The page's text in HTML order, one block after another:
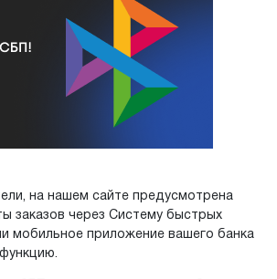
на нашем сайте предусмотрена
заказов через Систему быстрых
мобильное приложение вашего банка